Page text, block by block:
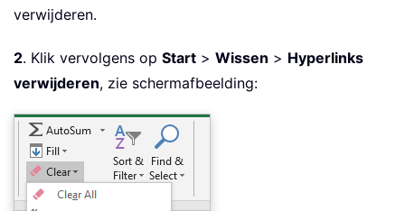
verwijderen.
2. Klik vervolgens op Start > Wissen > Hyperlinks
verwijderen, zie schermafbeelding: